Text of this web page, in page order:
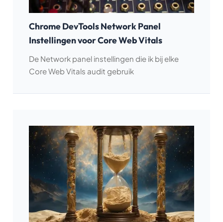
Chrome DevTools Network Panel
Instellingen voor Core Web Vitals
De Network panel instellingen die ik bij elke
Core Web Vitals audit gebruik